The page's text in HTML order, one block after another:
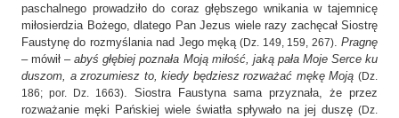
paschalnego prowadziło do coraz głębszego wnikania w tajemnicę
miłosierdzia Bożego, dlatego Pan Jezus wiele razy zachęcał Siostrę
Faustynę do rozmyślania nad Jego męką(Dz. 149, 159, 267).Pragnę
– mówił –abyś głębiej poznała Moją miłość, jaką pała Moje Serce ku
duszom, a zrozumiesz to, kiedy będziesz rozważać mękę Moją (Dz.
186; por. Dz. 1663) . Siostra Faustyna sama przyznała, że przez
rozważanie męki Pańskiej wiele światła spływało na jej duszę (Dz.